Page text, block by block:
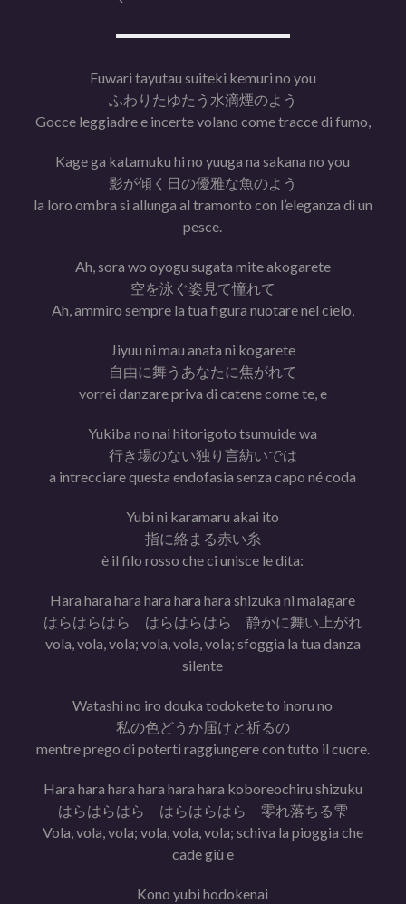
Fuwari tayutau suiteki kemuri no you
ふわりたゆたう水滴煙のよう
Gocce leggiadre e incerte volano come tracce di fumo,
Kage ga katamuku hi no yuuga na sakana no you
影が傾く日の優雅な魚のよう
la loro ombra si allunga al tramonto con l’eleganza di un
pesce.
Ah, sora wo oyogu sugata mite akogarete
空を泳ぐ姿見て憧れて
Ah, ammiro sempre la tua figura nuotare nel cielo,
Jiyuu ni mau anata ni kogarete
自由に舞うあなたに焦がれて
vorrei danzare priva di catene come te, e
Yukiba no nai hitorigoto tsumuide wa
行き場のない独り言紡いでは
a intrecciare questa endofasia senza capo né coda
Yubi ni karamaru akai ito
指に絡まる赤い糸
è il filo rosso che ci unisce le dita:
Hara hara hara hara hara hara shizuka ni maiagare
はらはらはら はらはらはら 静かに舞い上がれ
vola, vola, vola; vola, vola, vola; sfoggia la tua danza
silente
Watashi no iro douka todokete to inoru no
私の色どうか届けと祈るの
mentre prego di poterti raggiungere con tutto il cuore.
Hara hara hara hara hara hara koboreochiru shizuku
はらはらはら はらはらはら 零れ落ちる雫
Vola, vola, vola; vola, vola, vola; schiva la pioggia che
cade giù e
Kono yubi hodokenai